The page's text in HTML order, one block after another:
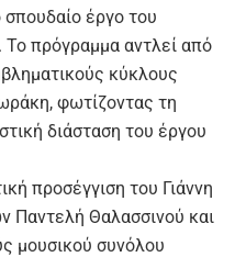
έργο του
πρόγραμμα αντλεί από
κύκλους
φωτίζοντας τη
διάσταση του έργου
προσέγγιση του Γιάννη
Παντελή Θαλασσινού και
μουσικού συνόλου